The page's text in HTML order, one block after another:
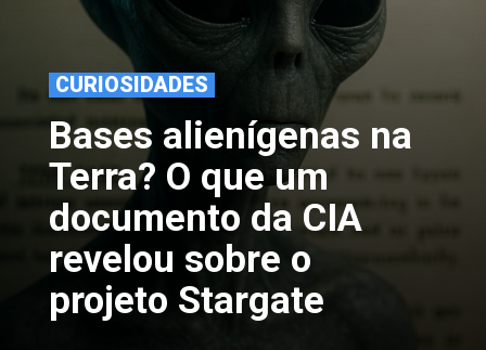
CURIOSIDADES
Bases alienígenas na
Terra? O que um
documento da CIA
revelou sobre o
projeto Stargate